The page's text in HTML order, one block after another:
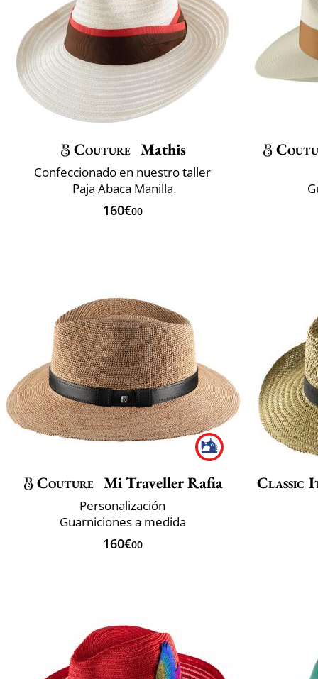
Couture Mathis
Confeccionado en nuestro taller
Paja Abaca Manilla
160€00
Couture Mi Traveller Rafia
Personalización
Guarniciones a medida
160€00
Classic